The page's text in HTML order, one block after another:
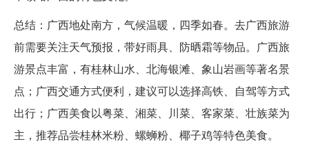
总结：广西地处南方，气候温暖，四季如春。去广西旅游
前需要关注天气预报，带好雨具、防晒霜等物品。广西旅
游景点丰富，有桂林山水、北海银滩、象山岩画等著名景
点；广西交通方式便利，建议可以选择高铁、自驾等方式
出行；广西美食以粤菜、湘菜、川菜、客家菜、壮族菜为
主，推荐品尝桂林米粉、螺蛳粉、椰子鸡等特色美食。